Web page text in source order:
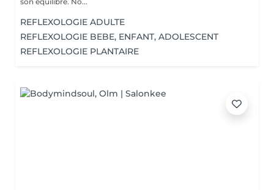
REFLEXOLOGIE ADULTE
REFLEXOLOGIE BEBE, ENFANT, ADOLESCENT
REFLEXOLOGIE PLANTAIRE